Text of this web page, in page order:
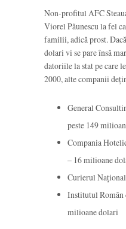
Non-profitul AFC
Viorel Păunescu la fel
familii, adică prost.
dolari vi se pare însă
datoriile la stat pe care
2000, alte companii
General
peste 149
Compania
– 16 milioane
Curierul
Institutul Român
milioane dolari